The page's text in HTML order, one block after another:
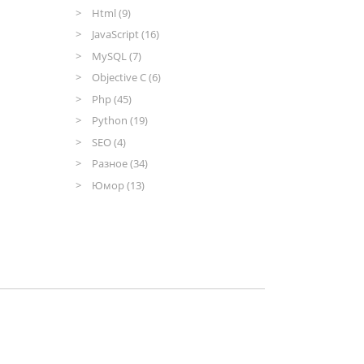
Html (9)
JavaScript (16)
MySQL (7)
Objective C (6)
Php (45)
Python (19)
SEO (4)
Разное (34)
Юмор (13)